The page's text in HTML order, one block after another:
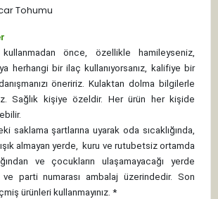
Tohumu
önce, özellikle hamileyseniz,
herhangi bir ilaç kullanıyorsanız, kalifiye bir
öneririz. Kulaktan dolma bilgilerle
Sağlık kişiye özeldir. Her ürün her kişide
saklama şartlarına uyarak oda sıcaklığında,
ışık almayan yerde, kuru ve rutubetsiz ortamda
ve çocukların ulaşamayacağı yerde
parti numarası ambalaj üzerindedir. Son
ürünleri kullanmayınız. *